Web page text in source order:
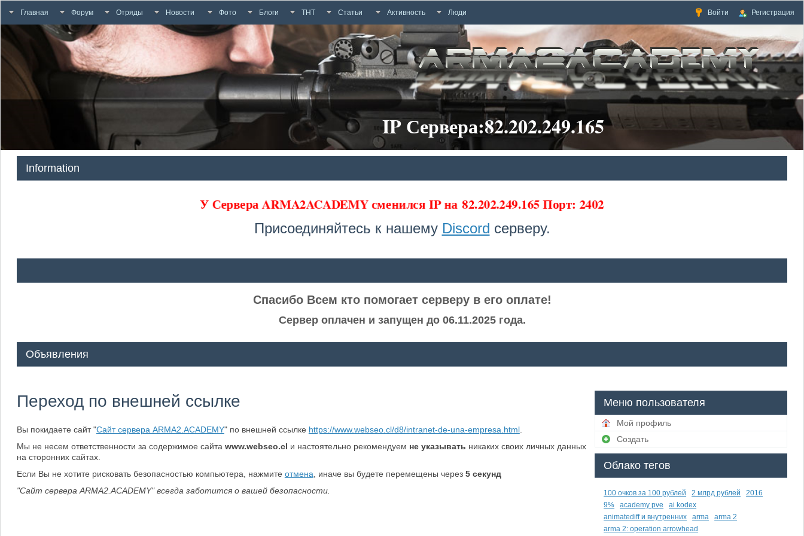
Главная Форум Отряды Новости Фото Блоги ТНТ Статьи Активность Люди Войти Регистрация
IP Сервера:82.202.249.165
Information
У Сервера ARMA2ACADEMY сменился IP на82.202.249.165 Порт: 2402
Присоединяйтесь к нашему Discord серверу.
Спасибо Всем кто помогает серверу в его оплате!
Сервер оплачен и запущен до 06.11.2025 года.
Объявления
Переход по внешней ссылке
Вы покидаете сайт "Сайт сервера ARMA2.ACADEMY" по внешней ссылке https://www.webseo.cl/d8/intranet-de-una-empresa.html.
Мы не несем ответственности за содержимое сайта www.webseo.cl и настоятельно рекомендуем не указывать никаких своих личных данных
на сторонних сайтах.
Если Вы не хотите рисковать безопасностью компьютера, нажмите отмена , иначе вы будете перемещены через 5секунд
"Сайт сервера ARMA2.ACADEMY" всегда заботится о вашей безопасности.
Меню пользователя
Мой профиль
Создать
Облако тегов
100 очков за 100 рублей 2 млрд рублей
2016
9%
academy pve
ai kodex
animatediff и внутренних
arma
arma 2
arma 2: operation arrowhead